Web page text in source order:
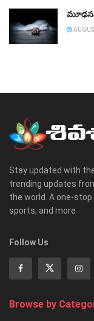
Stay updated with
trending updates
the world. A one-
sports, and more
Follow Us
Browse by